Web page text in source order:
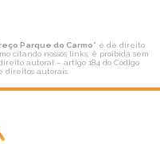
Parque do Carmo" é de direito
citando nossos links, é proibida sem
autoral – artigo 184 do Código
direitos autorais